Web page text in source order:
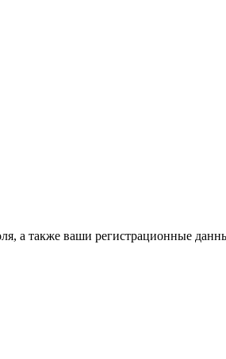
а также ваши регистрационные